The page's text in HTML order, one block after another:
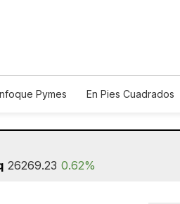
Pymes En Pies Cuadrados
26269.23 0.62%